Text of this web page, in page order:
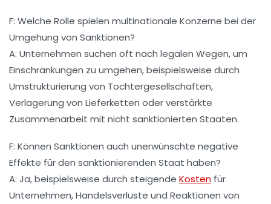
F: Welche Rolle spielen multinationale Konzerne bei der
Umgehung von Sanktionen?
A: Unternehmen suchen oft nach legalen Wegen, um
Einschränkungen zu umgehen, beispielsweise durch
Umstrukturierung von Tochtergesellschaften,
Verlagerung von Lieferketten oder verstärkte
Zusammenarbeit mit nicht sanktionierten Staaten.
F: Können Sanktionen auch unerwünschte negative
Effekte für den sanktionierenden Staat haben?
A: Ja, beispielsweise durch steigende Kosten für
Unternehmen, Handelsverluste und Reaktionen von